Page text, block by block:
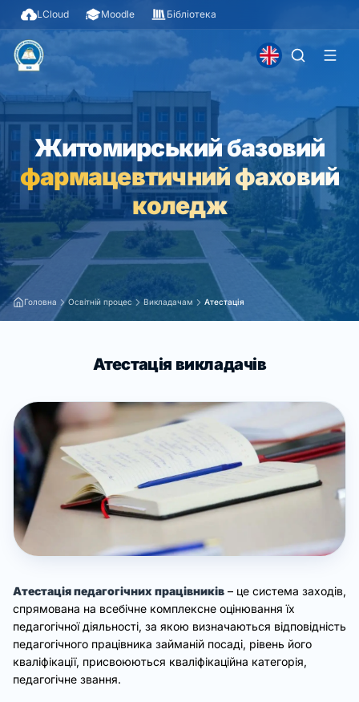
LCloud Moodle Бібліотека
Житомирський базовий
фармацевтичний фаховий
коледж
Головна Освітній процес Викладачам Атестація
Атестація викладачів
Атестація педагогічних працівників – це система заходів,
спрямована на всебічне комплексне оцінювання їх
педагогічної діяльності, за якою визначаються відповідність
педагогічного працівника займаній посаді, рівень його
кваліфікації, присвоюються кваліфікаційна категорія,
педагогічне звання.